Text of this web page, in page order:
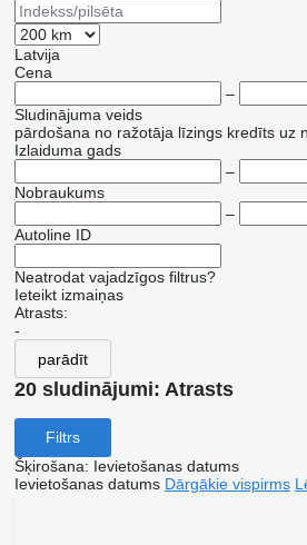
Latvija
Cena
–
Sludinājuma veids
pārdošana no ražotāja līzings kredīts uz
Izlaiduma gads
–
Nobraukums
–
Autoline ID
Neatrodat vajadzīgos filtrus?
Ieteikt izmaiņas
Atrasts:
-
parādīt
20 sludinājumi: Atrasts
Filtrs
Šķirošana: Ievietošanas datums
Ievietošanas datums Dārgākie vispirms